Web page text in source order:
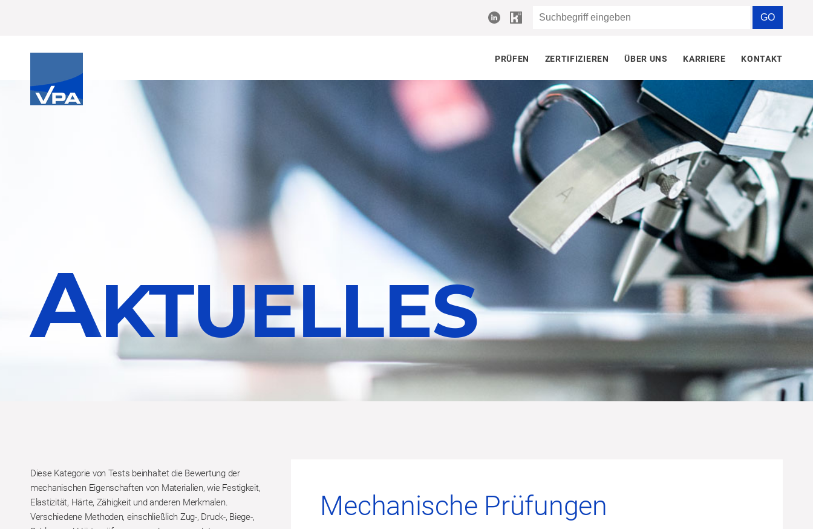
PRÜFEN ZERTIFIZIEREN ÜBER UNS KARRIERE KONTAKT
AKTUELLES
Diese Kategorie von Tests beinhaltet die Bewertung der
mechanischen Eigenschaften von Materialien, wie Festigkeit,
Elastizität, Härte, Zähigkeit und anderen Merkmalen.
Verschiedene Methoden, einschließlich Zug-, Druck-, Biege-,
Mechanische Prüfungen